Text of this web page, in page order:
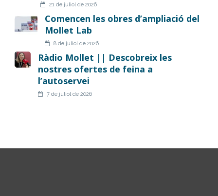
21 de juliol de 2026
Comencen les obres d’ampliació del
Mollet Lab
8 de juliol de 2026
Ràdio Mollet || Descobreix les
nostres ofertes de feina a
l’autoservei
7 de juliol de 2026